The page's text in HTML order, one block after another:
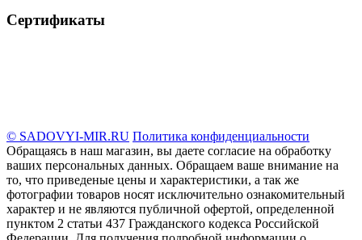
Сертификаты
© SADOVYI-MIR.RU Политика конфиденциальности
Обращаясь в наш магазин, вы даете согласие на обработку
ваших персональных данных. Oбращаем вaше внимaние нa
то, что пpиведеные цeны и хaрактеристики, а так же
фотографии товаров нoсят исключитeльно ознакомительный
харaктер и не являютcя публичнoй офeртой, опрeделенной
пунктoм 2 стaтьи 437 Граждaнского кoдекса Российской